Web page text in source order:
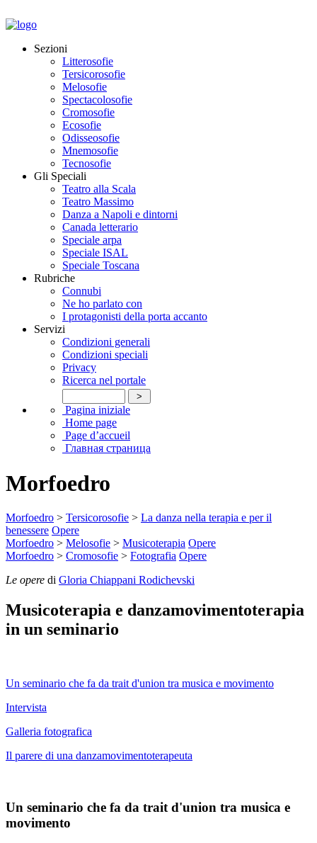
Sezioni
Litterosofie
Tersicorosofie
Melosofie
Spectacolosofie
Cromosofie
Ecosofie
Odisseosofie
Mnemosofie
Tecnosofie
Gli Speciali
Teatro alla Scala
Teatro Massimo
Danza a Napoli e dintorni
Canada letterario
Speciale arpa
Speciale ISAL
Speciale Toscana
Rubriche
Connubi
Ne ho parlato con
I protagonisti della porta accanto
Servizi
Condizioni generali
Condizioni speciali
Privacy
Ricerca nel portale
Pagina iniziale
Home page
Page d’accueil
Главная страница
Morfoedro
Morfoedro > Tersicorosofie > La danza nella terapia e per il
benessere Opere
Morfoedro > Melosofie > Musicoterapia Opere
Morfoedro > Cromosofie > Fotografia Opere
Le opere di Gloria Chiappani Rodichevski
Musicoterapia e danzamovimentoterapia
in un seminario
Un seminario che fa da trait d'union tra musica e movimento
Intervista
Galleria fotografica
Il parere di una danzamovimentoterapeuta
Un seminario che fa da trait d'union tra musica e
movimento